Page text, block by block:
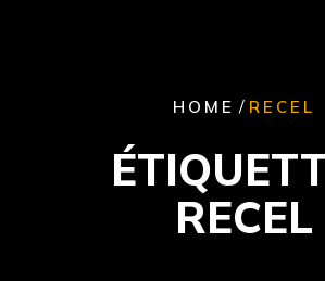
HOME / RECEL
RECEL